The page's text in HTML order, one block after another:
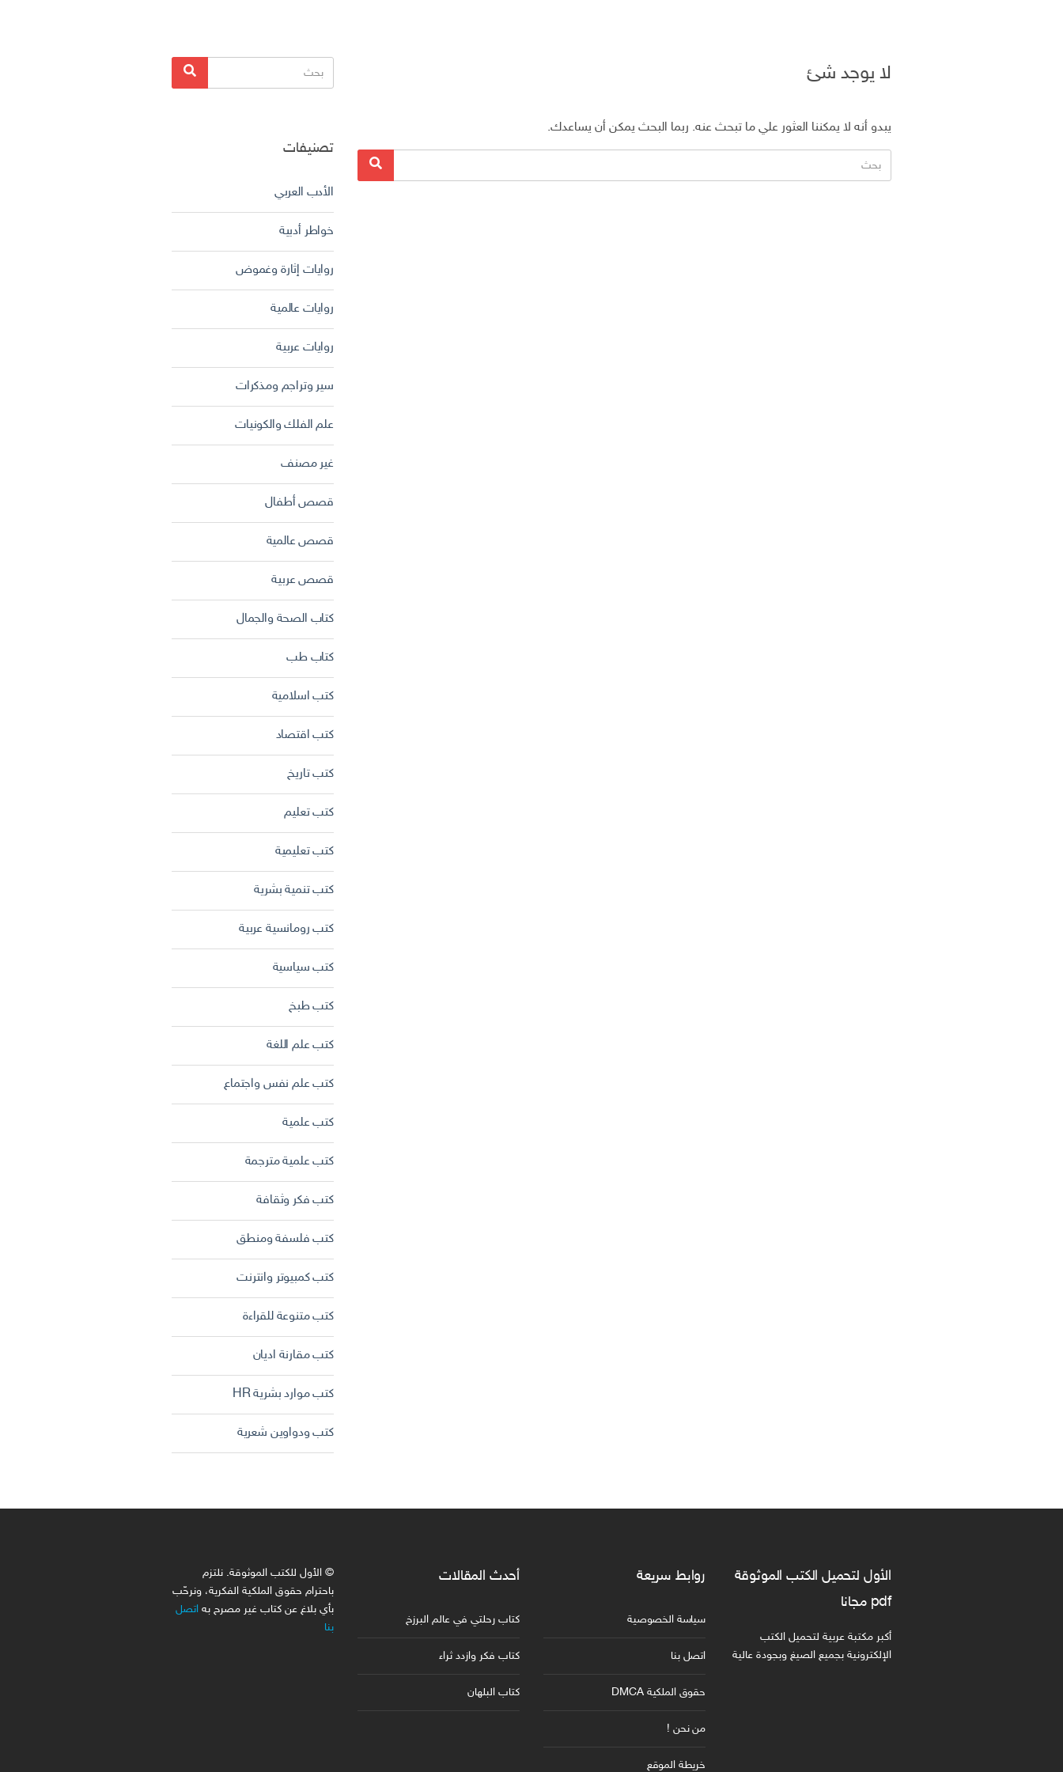
لا يوجد شئ
يبدو أنه لا يمكننا العثور علي ما تبحث عنه. ربما البحث يمكن أن يساعدك.
البحث
عن:
بحث
البحث
عن:
بحث
تصنيفات
الأدب العربي
خواطر أدبية
روايات إثارة وغموض
روايات عالمية
روايات عربية
سير وتراجم ومذكرات
علم الفلك والكونيات
غير مصنف
قصص أطفال
قصص عالمية
قصص عربية
كتاب الصحة والجمال
كتاب طب
كتب اسلامية
كتب اقتصاد
كتب تاريخ
كتب تعليم
كتب تعليمية
كتب تنمية بشرية
كتب رومانسية عربية
كتب سياسية
كتب طبخ
كتب علم اللغة
كتب علم نفس واجتماع
كتب علمية
كتب علمية مترجمة
كتب فكر وثقافة
كتب فلسفة ومنطق
كتب كمبيوتر وانترنت
كتب متنوعة للقراءة
كتب مقارنة اديان
كتب موارد بشرية HR
كتب ودواوين شعرية
الأول لتحميل الكتب الموثوقة
pdf مجانا
أكبر مكتبة عربية لتحميل الكتب
الإلكترونية بجميع الصيغ وبجودة عالية
روابط سريعة
سياسة الخصوصية
اتصل بنا
حقوق الملكية DMCA
من نحن !
خريطة الموقع
أحدث المقالات
كتاب رحلتي في عالم البرزخ
كتاب فكر وازدد ثراء
كتاب البلهان
© الأول للكتب الموثوقة. نلتزم
باحترام حقوق الملكية الفكرية، ونرحّب
بأي بلاغ عن كتاب غير مصرح به اتصل
بنا